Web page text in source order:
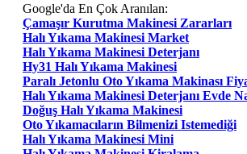
Google'da En Çok Aranılan:
Çamaşır Kurutma Makinesi Zararları
Halı Yıkama Makinesi Market
Halı Yıkama Makinesi Deterjanı
Hy31 Halı Yıkama Makinesi
Paralı Jetonlu Oto Yıkama Makinası
Halı Yıkama Makinesi Deterjanı Evde
Doğuş Halı Yıkama Makinesi
Oto Yıkamacıların Bilmenizi Istemediği
Halı Yıkama Makinesi Mini